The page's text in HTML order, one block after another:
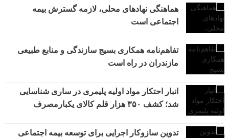
هماهنگی نهادهای محلی، لازمه گسترش بیمه
اجتماعی است
تفاهم‌نامه همکاری بسیج سازندگی و منابع طبیعی
مازندران در راه است
انبار احتکار مواد اولیه پلیمری در ساری شناسایی
شد؛ کشف ۳۵۰ هزار قلم کالای یکبارمصرف
تدوین سازوکار اجرایی برای توسعه بیمه اجتماعی